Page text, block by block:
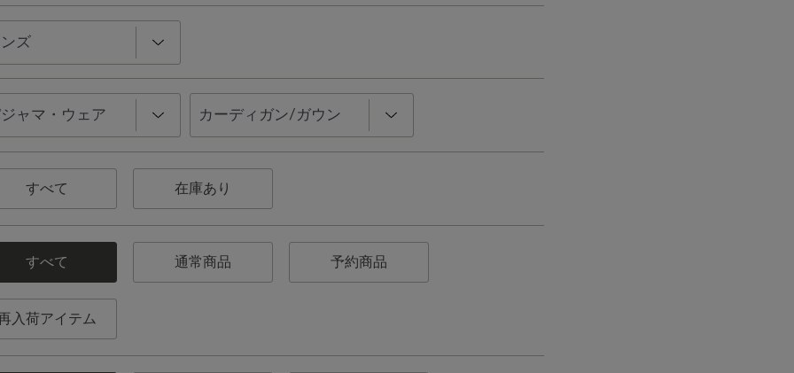
すべて 在庫あり
すべて 通常商品 予約商品
入荷アイテム